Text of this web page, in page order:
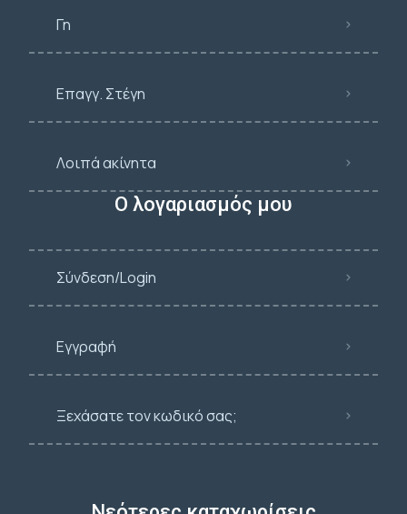
Γη
Επαγγ. Στέγη
Λοιπά ακίνητα
Ο λογαριασμός μου
Σύνδεση/Login
Εγγραφή
Ξεχάσατε τον κωδικό σας;